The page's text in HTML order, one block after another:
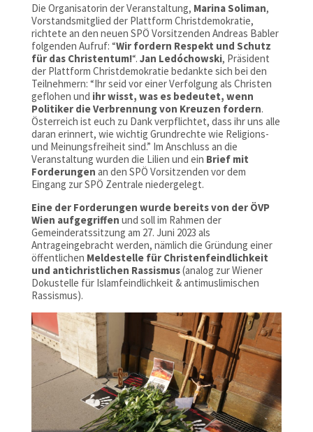
Die Organisatorin der Veranstaltung, Marina Soliman,
Vorstandsmitglied der Plattform Christdemokratie,
richtete an den neuen SPÖ Vorsitzenden Andreas Babler
folgenden Aufruf: “Wir fordern Respekt und Schutz
für das Christentum!“. Jan Ledóchowski, Präsident
der Plattform Christdemokratie bedankte sich bei den
Teilnehmern: “Ihr seid vor einer Verfolgung als Christen
geflohen und ihr wisst, was es bedeutet, wenn
Politiker die Verbrennung von Kreuzen fordern.
Österreich ist euch zu Dank verpflichtet, dass ihr uns alle
daran erinnert, wie wichtig Grundrechte wie Religions-
und Meinungsfreiheit sind.” Im Anschluss an die
Veranstaltung wurden die Lilien und ein Brief mit
Forderungen an den SPÖ Vorsitzenden vor dem
Eingang zur SPÖ Zentrale niedergelegt.
Eine der Forderungen wurde bereits von der ÖVP
Wien aufgegriffen und soll im Rahmen der
Gemeinderatssitzung am 27. Juni 2023 als
Antrageingebracht werden, nämlich die Gründung einer
öffentlichen Meldestelle für Christenfeindlichkeit
und antichristlichen Rassismus(analog zur Wiener
Dokustelle für Islamfeindlichkeit & antimuslimischen
Rassismus).